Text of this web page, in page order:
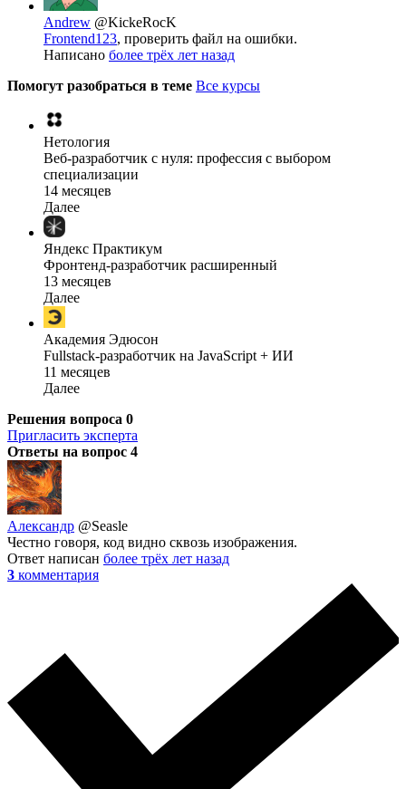
Andrew @KickeRocK
Frontend123, проверить файл на ошибки.
Написано более трёх лет назад
Помогут разобраться в теме Все курсы
Нетология
Веб-разработчик с нуля: профессия с выбором
специализации
14 месяцев
Далее
Яндекс Практикум
Фронтенд-разработчик расширенный
13 месяцев
Далее
Академия Эдюсон
Fullstack-разработчик на JavaScript + ИИ
11 месяцев
Далее
Решения вопроса 0
Пригласить эксперта
Ответы на вопрос 4
Александр @Seasle
Честно говоря, код видно сквозь изображения.
Ответ написан более трёх лет назад
3 комментария